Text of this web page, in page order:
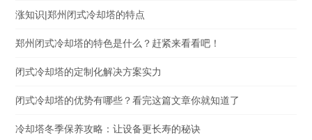
涨知识|郑州闭式冷却塔的特点
郑州闭式冷却塔的特色是什么？赶紧来看看吧！
闭式冷却塔的定制化解决方案实力
闭式冷却塔的优势有哪些？看完这篇文章你就知道了
冷却塔冬季保养攻略：让设备更长寿的秘诀